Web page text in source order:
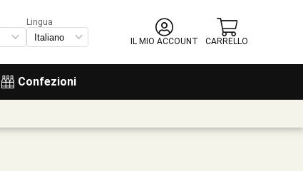
Confezioni
Lingua
IL MIO ACCOUNT
CARRELLO